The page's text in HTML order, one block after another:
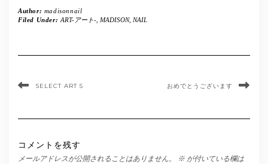
Author: madisonnail
Filed Under: ART-アート-, MADISON, NAIL
SELECT ART 5 おめでとうございます
コメントを残す
メールアドレスが公開されることはありません。 ※ が付いている欄は